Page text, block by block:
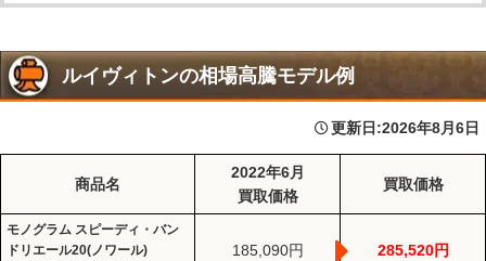
ルイヴィトンの相場高騰モデル例
更新日:2026年8月6日
商品名
2022年6月
買取価格
買取価格
モノグラム スピーディ・バン
ドリエール20(ノワール)
185,090円 285,520円